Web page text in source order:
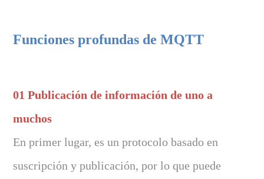
Funciones profundas de MQTT
01 Publicación de información de uno a
muchos
En primer lugar, es un protocolo basado en
suscripción y publicación, por lo que puede